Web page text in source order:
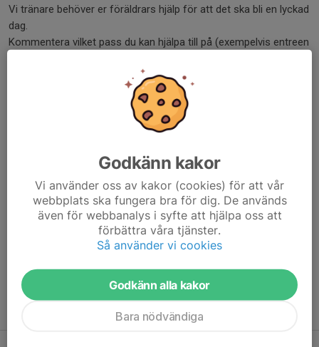
Vi tränare behöver er föräldrars hjälp för att det ska bli en lyckad
dag.
Kommentera vilket pass du kan hjälpa till på (exempelvis entreen
Andreas Löfgren4 maj, 21:24
Jag kan hjälpa till på nåt av passen som är mellan 15.30
till 17
Emma Söderlund
5 maj, 19:22
Tack!!
Godkänn kakor
Vi använder oss av kakor (cookies) för att vår
webbplats ska fungera bra för dig. De används
även för webbanalys i syfte att hjälpa oss att
förbättra våra tjänster.
Så använder vi cookies
Godkänn alla kakor
Bara nödvändiga